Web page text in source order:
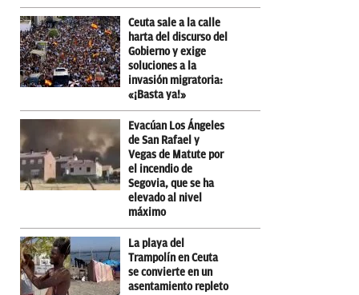
Ceuta sale a la calle
harta del discurso del
Gobierno y exige
soluciones a la
invasión migratoria:
«¡Basta ya!»
Evacúan Los Ángeles
de San Rafael y
Vegas de Matute por
el incendio de
Segovia, que se ha
elevado al nivel
máximo
La playa del
Trampolín en Ceuta
se convierte en un
asentamiento repleto